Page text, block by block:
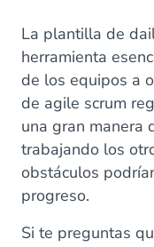
La plantilla de
herramienta
de los equipos a
de agile scrum
una gran manera
trabajando los
obstáculos
progreso.
Si te preguntas